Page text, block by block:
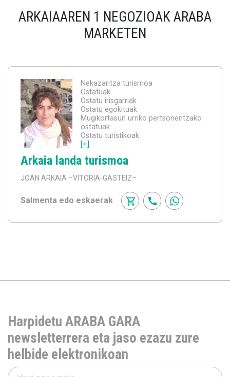
ARKAIAAREN 1 NEGOZIOAK ARABA
MARKETEN
Nekazaritza turismoa
Ostatuak
Ostatu irisgarriak
Ostatu egokituak
Mugikortasun urriko pertsonentzako
ostatuak
Ostatu turistikoak
[+]
Arkaia landa turismoa
JOAN ARKAIA –VITORIA-GASTEIZ–
Salmenta edo eskaerak
Harpidetu ARABA GARA
newsletterrera eta jaso ezazu zure
helbide elektronikoan